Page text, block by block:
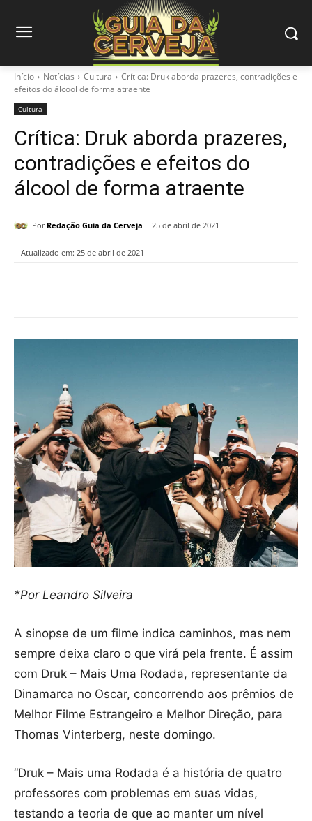
Início Notícias Cultura
Crítica: Druk aborda prazeres, contradições e
efeitos do álcool de forma atraente
Cultura
Crítica: Druk aborda prazeres,
contradições e efeitos do
álcool de forma atraente
Por Redação Guia da Cerveja 25 de abril de 2021
Atualizado em: 25 de abril de 2021
*Por Leandro Silveira
A sinopse de um filme indica caminhos, mas nem
sempre deixa claro o que virá pela frente. É assim
com Druk – Mais Uma Rodada, representante da
Dinamarca no Oscar, concorrendo aos prêmios de
Melhor Filme Estrangeiro e Melhor Direção, para
Thomas Vinterberg, neste domingo.
“Druk – Mais uma Rodada é a história de quatro
professores com problemas em suas vidas,
testando a teoria de que ao manter um nível